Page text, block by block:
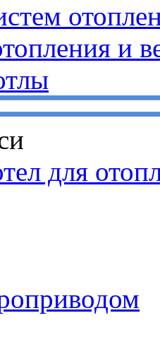
и
для